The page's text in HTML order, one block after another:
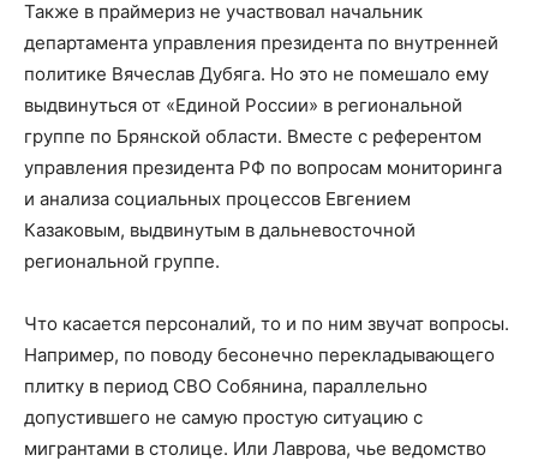
Также в праймериз не участвовал начальник
департамента управления президента по внутренней
политике Вячеслав Дубяга. Но это не помешало ему
выдвинуться от «Единой России» в региональной
группе по Брянской области. Вместе с референтом
управления президента РФ по вопросам мониторинга
и анализа социальных процессов Евгением
Казаковым, выдвинутым в дальневосточной
региональной группе.
Что касается персоналий, то и по ним звучат вопросы.
Например, по поводу бесонечно перекладывающего
плитку в период СВО Собянина, параллельно
допустившего не самую простую ситуацию с
мигрантами в столице. Или Лаврова, чье ведомство